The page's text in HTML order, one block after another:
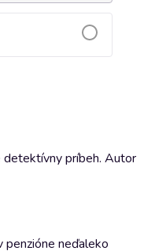
detektívny príbeh. Autor
penzióne neďaleko